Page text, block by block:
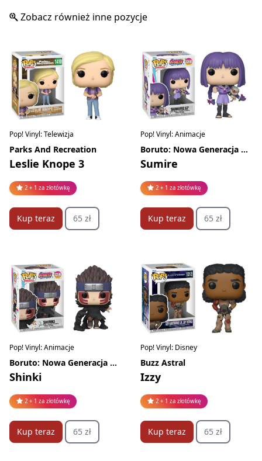
Zobacz również inne pozycje
Pop! Vinyl: Telewizja
Parks And Recreation
Leslie Knope 3
2 + 1 za złotówkę
Kup teraz 65 zł
Pop! Vinyl: Animacje
Boruto: Nowa Generacja Naruto
Sumire
2 + 1 za złotówkę
Kup teraz 65 zł
Pop! Vinyl: Animacje
Boruto: Nowa Generacja Naruto
Shinki
2 + 1 za złotówkę
Kup teraz 65 zł
Pop! Vinyl: Disney
Buzz Astral
Izzy
2 + 1 za złotówkę
Kup teraz 65 zł